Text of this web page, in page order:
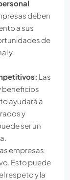
deben
a sus
de
y
Las
beneficios
ayudará a
y
ser un
empresas
Esto puede
respeto y la